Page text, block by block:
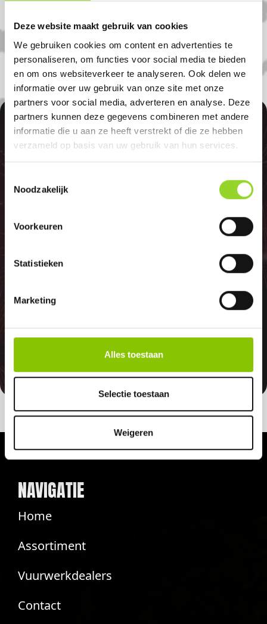
Deze website maakt gebruik van cookies
We gebruiken cookies om content en advertenties te
personaliseren, om functies voor social media te bieden
en om ons websiteverkeer te analyseren. Ook delen we
informatie over uw gebruik van onze site met onze
partners voor social media, adverteren en analyse. Deze
partners kunnen deze gegevens combineren met andere
informatie die u aan ze heeft verstrekt of die ze hebben
verzameld op basis van uw gebruik van hun services.
Noodzakelijk
Voorkeuren
Statistieken
Marketing
Alles toestaan
Selectie toestaan
Weigeren
Wirdum, Grou of Marsum komt.
100%
GELD TERUG
Indien er in 2026 weer een landelijk
vuurwerkverbod is, storten wij de
betaalde bedragen automatisch
terug
NAVIGATIE
Home
Assortiment
Vuurwerkdealers
Contact